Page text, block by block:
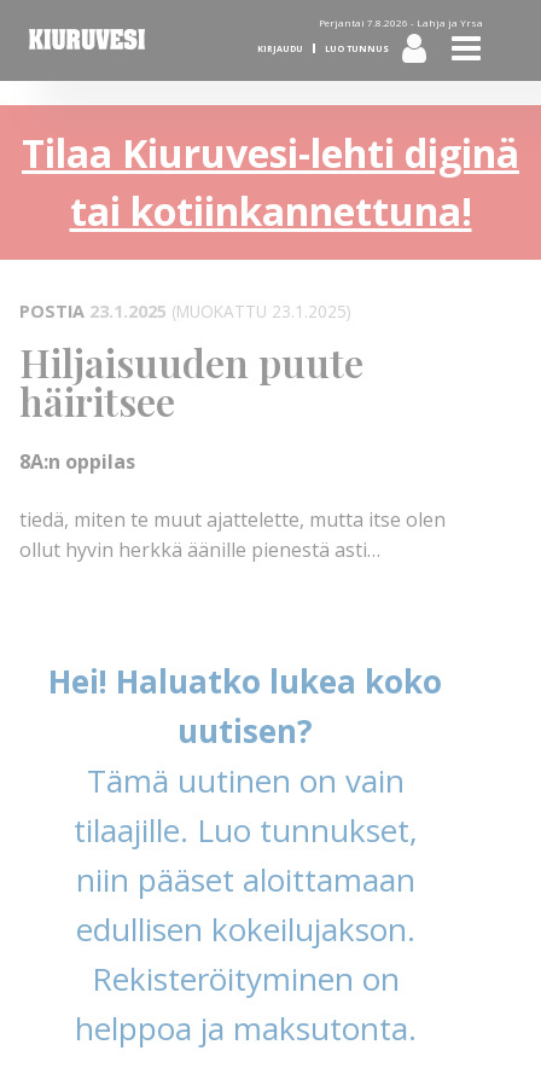
Perjantai 7.8.2026 - Lahja ja Yrsa
KIRJAUDU LUO TUNNUS
Tilaa Kiuruvesi-lehti diginä
tai kotiinkannettuna!
POSTIA 23.1.2025 (MUOKATTU 23.1.2025)
Hiljaisuuden puute
häiritsee
8A:n oppilas
tiedä, miten te muut ajattelette, mutta itse olen
ollut hyvin herkkä äänille pienestä asti…
Hei! Haluatko lukea koko
uutisen?
Tämä uutinen on vain
tilaajille. Luo tunnukset,
niin pääset aloittamaan
edullisen kokeilujakson.
Rekisteröityminen on
helppoa ja maksutonta.